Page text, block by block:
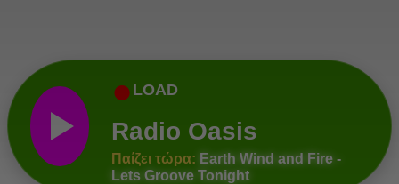
● LOAD
Radio Oasis
Παίζει τώρα: Earth Wind and Fire -
Lets Groove Tonight